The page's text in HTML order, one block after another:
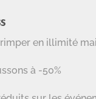
en illimité
à -50%